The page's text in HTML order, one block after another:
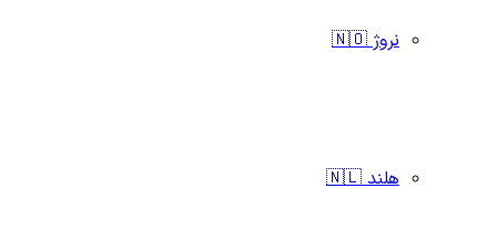
نروژ 🇳🇴
هلند 🇳🇱